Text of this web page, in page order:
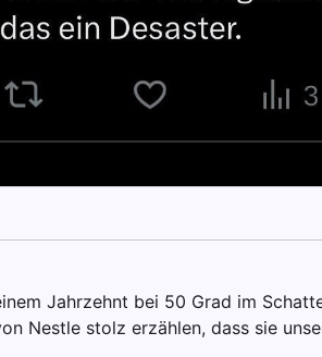
Jahrzehnt bei 50 Grad im
Nestle stolz erzählen, dass sie